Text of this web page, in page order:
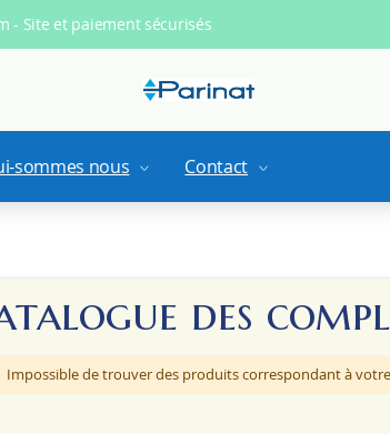
- Site et paiement sécurisés
sommes nous Contact
des
Impossible de trouver des produits correspondant à